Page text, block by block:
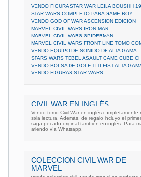
VENDO FIGURA STAR WAR LEILA BOUSHH
STAR WARS COMPLETO PARA GAME BOY
VENDO GOD OF WAR ASCENSION EDICION
MARVEL CIVIL WARS IRON MAN
MARVEL CIVIL WARS SPIDERMAN
MARVEL CIVIL WARS FRONT LINE TOMO
VENDO EQUIPO DE SONIDO DE ALTA GAMA
STARS WARS TEBEL ASAULT GAME CUBE
VENDO BOLSA DE GOLF TITLEIST ALTA
VENDO FIGURAS STAR WARS
CIVIL WAR EN INGLÉS
Vendo tomo Civil War en inglés completamente
sola lectura. Además, de regalo incluyo el
saga pecado original también en inglés. Para
atiendo vía Whatsapp.
COLECCION CIVIL WAR DE
MARVEL